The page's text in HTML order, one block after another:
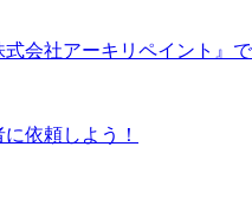
会社アーキリペイント』
依頼しよう！